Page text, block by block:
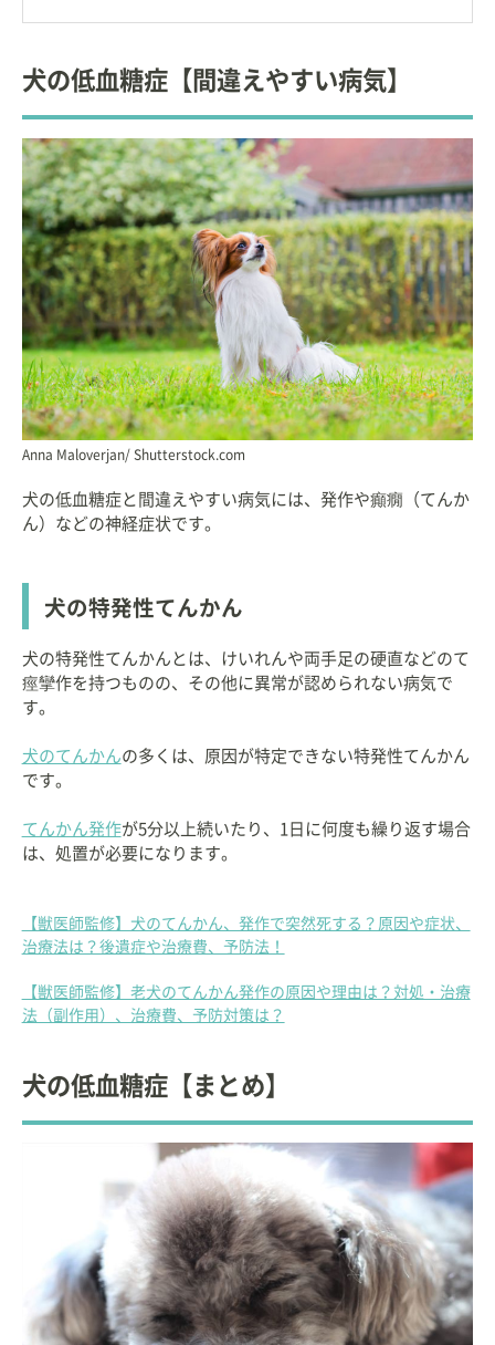
犬の低血糖症【間違えやすい病気】
Anna Maloverjan/ Shutterstock.com
犬の低血糖症と間違えやすい病気には、発作や癲癇（てんか
ん）などの神経症状です。
犬の特発性てんかん
犬の特発性てんかんとは、けいれんや両手足の硬直などのて
痙攣作を持つものの、その他に異常が認められない病気で
す。
犬のてんかんの多くは、原因が特定できない特発性てんかん
です。
てんかん発作が5分以上続いたり、1日に何度も繰り返す場合
は、処置が必要になります。
【獣医師監修】犬のてんかん、発作で突然死する？原因や症状、
治療法は？後遺症や治療費、予防法！
【獣医師監修】老犬のてんかん発作の原因や理由は？対処・治療
法（副作用）、治療費、予防対策は？
犬の低血糖症【まとめ】